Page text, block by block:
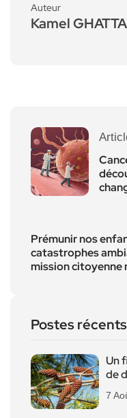
Auteur
Kamel
Prémunir nos
catastrophes
mission citoyenne
Postes récents
Un
de
7